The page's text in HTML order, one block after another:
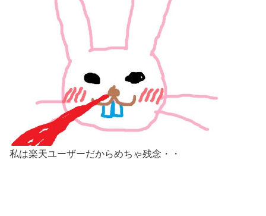
私は楽天ユーザーだからめちゃ残念・・